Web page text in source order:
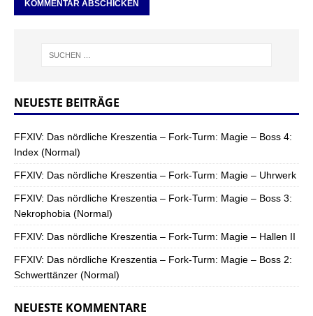
NEUESTE BEITRÄGE
FFXIV: Das nördliche Kreszentia – Fork-Turm: Magie – Boss 4:
Index (Normal)
FFXIV: Das nördliche Kreszentia – Fork-Turm: Magie – Uhrwerk
FFXIV: Das nördliche Kreszentia – Fork-Turm: Magie – Boss 3:
Nekrophobia (Normal)
FFXIV: Das nördliche Kreszentia – Fork-Turm: Magie – Hallen II
FFXIV: Das nördliche Kreszentia – Fork-Turm: Magie – Boss 2:
Schwerttänzer (Normal)
NEUESTE KOMMENTARE